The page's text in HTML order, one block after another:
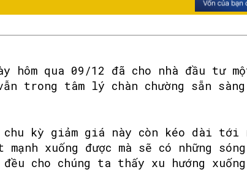
qua 09/12 đã cho nhà đầu tư
trong tâm lý chàn chường sẵn
kỳ giảm giá này còn kéo dài tới
xuống được mà sẽ có những
cho chúng ta thấy xu hướng